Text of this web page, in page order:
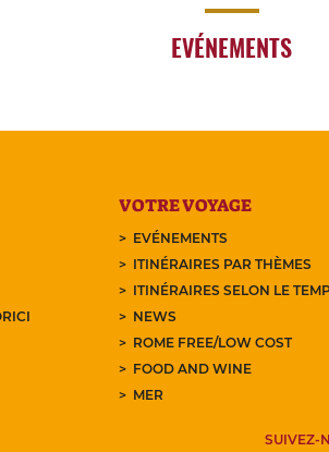
EVÉNEMENTS
VOTRE VOYAGE
EVÉNEMENTS
ITINÉRAIRES PAR THÈMES
ITINÉRAIRES SELON LE
NEWS
ROME FREE/LOW COST
FOOD AND WINE
MER
SUIVEZ-